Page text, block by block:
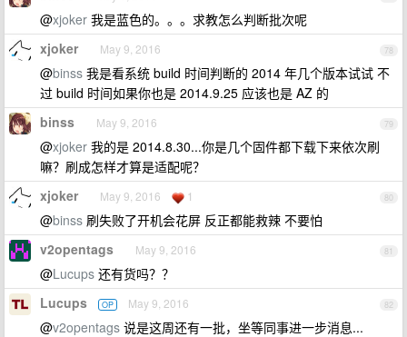
@xjoker 我是蓝色的。。。求教怎么判断批次呢
78
xjoker May 9, 2016
@binss 我是看系统 build 时间判断的 2014 年几个版本试试 不
过 build 时间如果你也是 2014.9.25 应该也是 AZ 的
79
binss May 9, 2016
@xjoker 我的是 2014.8.30...你是几个固件都下载下来依次刷
嘛？刷成怎样才算是适配呢？
80
xjoker May 9, 2016 1
@binss 刷失败了开机会花屏 反正都能救辣 不要怕
81
v2opentags May 9, 2016
@Lucups 还有货吗？？
82
Lucups OP May 9, 2016
@v2opentags 说是这周还有一批，坐等同事进一步消息...